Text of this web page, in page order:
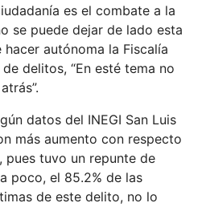
es el combate a la
se puede dejar de lado esta
autónoma la Fiscalía
delitos, “En esté tema no
datos del INEGI San Luis
más aumento con respecto
pues tuvo un repunte de
poco, el 85.2% de las
de este delito, no lo